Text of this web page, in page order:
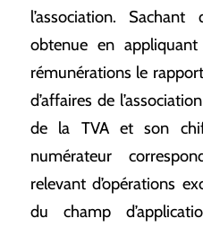
l’association.
obtenue en
rémunérations le
d’affaires de
de la TVA et son
numérateur
relevant d’opérations
du champ